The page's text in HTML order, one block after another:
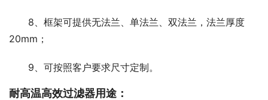
8、框架可提供无法兰、单法兰、双法兰，法兰厚度
20mm；
9、可按照客户要求尺寸定制。
耐高温高效过滤器用途：